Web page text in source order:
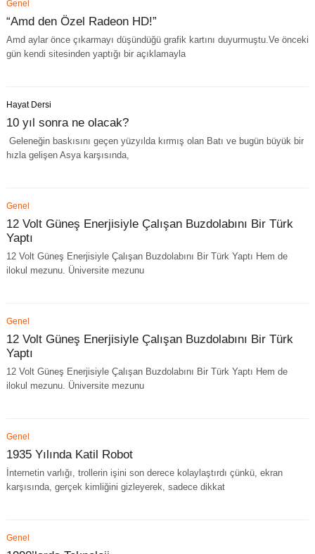
Genel
“Amd den Özel Radeon HD!”
Amd aylar önce çıkarmayı düşündüğü grafik kartını duyurmuştu.Ve önceki
gün kendi sitesinden yaptığı bir açıklamayla
Hayat Dersi
10 yıl sonra ne olacak?
Geleneğin baskısını geçen yüzyılda kırmış olan Batı ve bugün büyük bir
hızla gelişen Asya karşısında,
Genel
12 Volt Güneş Enerjisiyle Çalışan Buzdolabını Bir Türk
Yaptı
12 Volt Güneş Enerjisiyle Çalışan Buzdolabını Bir Türk Yaptı Hem de
ilokul mezunu. Üniversite mezunu
Genel
12 Volt Güneş Enerjisiyle Çalışan Buzdolabını Bir Türk
Yaptı
12 Volt Güneş Enerjisiyle Çalışan Buzdolabını Bir Türk Yaptı Hem de
ilokul mezunu. Üniversite mezunu
Genel
1935 Yılında Katil Robot
İnternetin varlığı, trollerin işini son derece kolaylaştırdı çünkü, ekran
karşısında, gerçek kimliğini gizleyerek, sadece dikkat
Genel